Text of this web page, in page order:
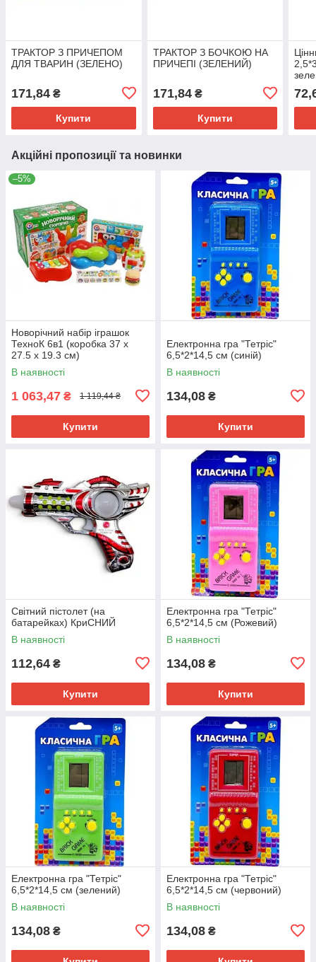
ТРАКТОР З ПРИЧЕПОМ
ДЛЯ ТВАРИН (ЗЕЛЕНО)
171,84 ₴
Купити
ТРАКТОР З БОЧКОЮ НА
ПРИЧЕПІ (ЗЕЛЕНИЙ)
171,84₴
Купити
Акційні пропозиції та новинки
–5%
Новорічний набір іграшок
ТехноК 6в1 (коробка 37 х
27.5 х 19.3 см)
В наявності
1 063,47 ₴ 1 119,44 ₴
Купити
Електронна гра "Тетріс"
6,5*2*14,5 см (синій)
В наявності
134,08 ₴
Купити
Світний пістолет (на
батарейках) КриСНИЙ
В наявності
112,64 ₴
Купити
Електронна гра "Тетріс"
6,5*2*14,5 см (Рожевий)
В наявності
134,08 ₴
Купити
Електронна гра "Тетріс"
6,5*2*14,5 см (зелений)
В наявності
134,08 ₴
Електронна гра "Тетріс"
6,5*2*14,5 см (червоний)
В наявності
134,08 ₴